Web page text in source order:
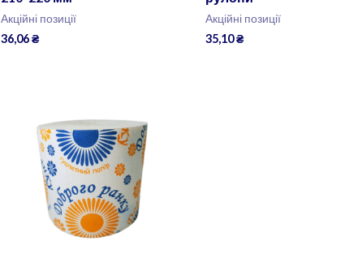
Акційні позиції
36,06₴
Акційні позиції
35,10₴